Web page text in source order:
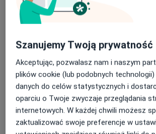
Do czego służy USG
Szanujemy Twoją prywatność
Akceptując, pozwalasz nam i naszym
plików cookie (lub podobnych
danych do celów statystycznych i
oparciu o Twoje zwyczaje przeglądania
internetowych. W każdej chwili możesz
zaktualizować swoje preferencje w